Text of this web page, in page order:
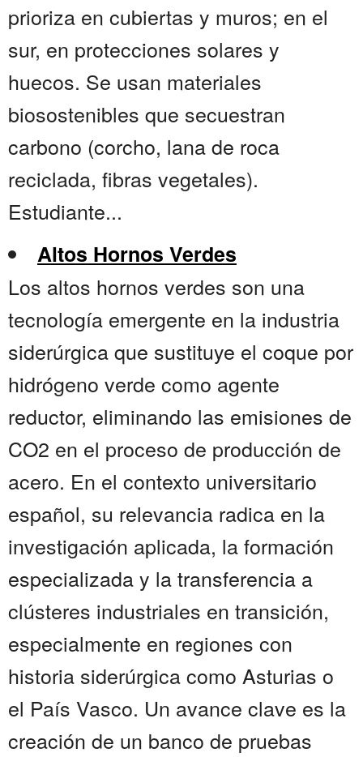
prioriza en cubiertas y muros; en el
sur, en protecciones solares y
huecos. Se usan materiales
biosostenibles que secuestran
carbono (corcho, lana de roca
reciclada, fibras vegetales).
Estudiante...
Altos Hornos Verdes
Los altos hornos verdes son una
tecnología emergente en la industria
siderúrgica que sustituye el coque por
hidrógeno verde como agente
reductor, eliminando las emisiones de
CO2 en el proceso de producción de
acero. En el contexto universitario
español, su relevancia radica en la
investigación aplicada, la formación
especializada y la transferencia a
clústeres industriales en transición,
especialmente en regiones con
historia siderúrgica como Asturias o
el País Vasco. Un avance clave es la
creación de un banco de pruebas